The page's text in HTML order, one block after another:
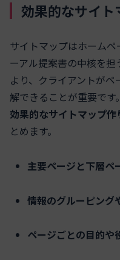
効果的なサイト
サイトマップはホーム
ーアル提案書の中核を
より、クライアントが
解できることが重要です。
効果的なサイトマップ作
とめます。
主要ページと下層ペ
情報のグルーピング
ページごとの目的や